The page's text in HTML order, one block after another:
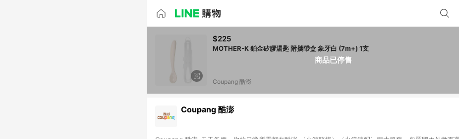
商品已停售
$225
MOTHER-K 鉑金矽膠湯匙 附攜帶盒 象牙白 (7m+) 1支
Coupang 酷澎
Coupang 酷澎